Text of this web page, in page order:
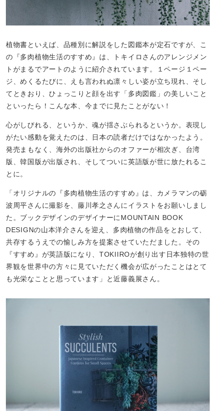
植物書といえば、品種別に解説をした図鑑本が定石ですが、こ
の『多肉植物生活のすすめ』は、トキイロさんのアレンジメン
トがまるでアートのように紹介されています。１ページ１ペー
ジ、めくるたびに、えも言われぬ凛々しい姿が立ち現れ、そし
てときおり、ひょっこりと顔を出す「多肉図鑑」の美しいこと
といったら！こんな本、今までに見たことがない！
心がしびれる、というか、魂が揺さぶられるというか。表現し
がたい感動を覚えたのは、日本の読者だけではなかったよう。
発売まもなく、海外の出版社からのオファーが相次ぎ、台湾
版、韓国版が出版され、そしてついに英語版が世に放たれるこ
とに。
「オリジナルの『多肉植物生活のすすめ』は、カメラマンの砺
波周平さんに撮影を、藤川孝之さんにイラストをお願いしまし
た。ブックデザインのデザイナーにMOUNTAIN BOOK
DESIGNの山本洋介さんを迎え、多肉植物の作品をとおして、
共存するうえでの愉しみ方を提案させていただました。その
『すすめ』が英語版になり、TOKIIROが創り出す日本独特の世
界観を世界中の方々に見ていただく機会が広がったことはとて
も光栄なことと思っています」と近藤義展さん。